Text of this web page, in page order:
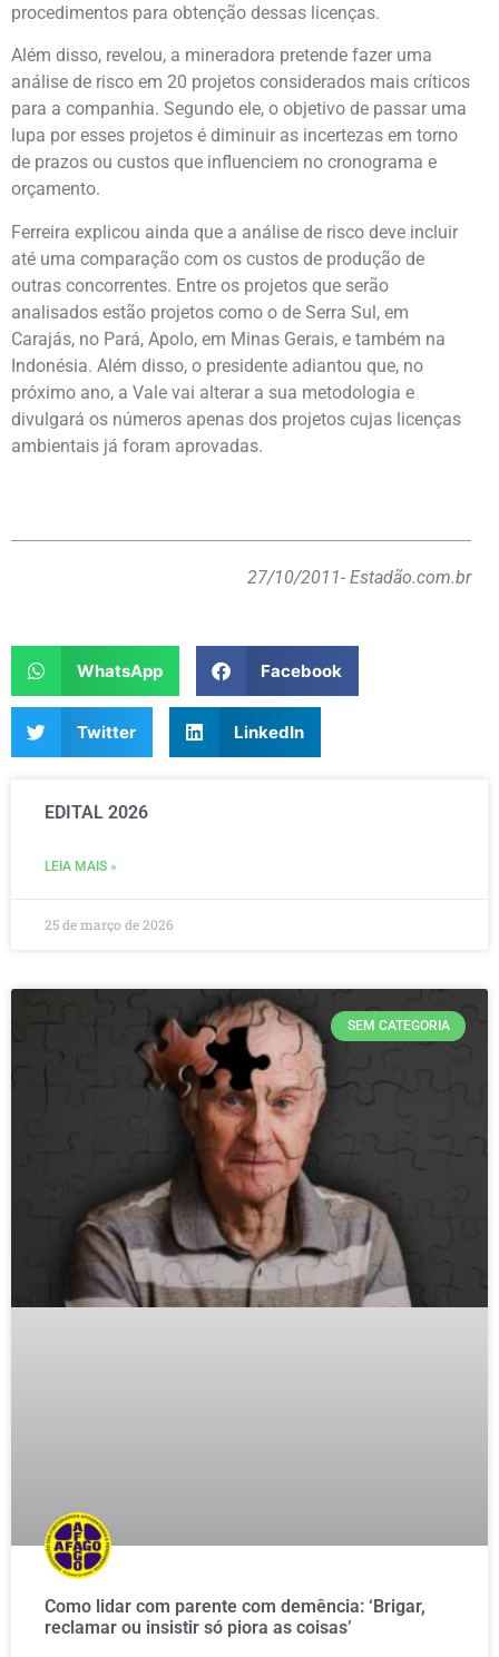
procedimentos para obtenção dessas licenças.
Além disso, revelou, a mineradora pretende fazer uma
análise de risco em 20 projetos considerados mais críticos
para a companhia. Segundo ele, o objetivo de passar uma
lupa por esses projetos é diminuir as incertezas em torno
de prazos ou custos que influenciem no cronograma e
orçamento.
Ferreira explicou ainda que a análise de risco deve incluir
até uma comparação com os custos de produção de
outras concorrentes. Entre os projetos que serão
analisados estão projetos como o de Serra Sul, em
Carajás, no Pará, Apolo, em Minas Gerais, e também na
Indonésia. Além disso, o presidente adiantou que, no
próximo ano, a Vale vai alterar a sua metodologia e
divulgará os números apenas dos projetos cujas licenças
ambientais já foram aprovadas.
27/10/2011- Estadão.com.br
WhatsApp Facebook
Twitter LinkedIn
EDITAL 2026
LEIA MAIS »
25 de março de 2026
SEM CATEGORIA
Como lidar com parente com demência: ‘Brigar,
reclamar ou insistir só piora as coisas’